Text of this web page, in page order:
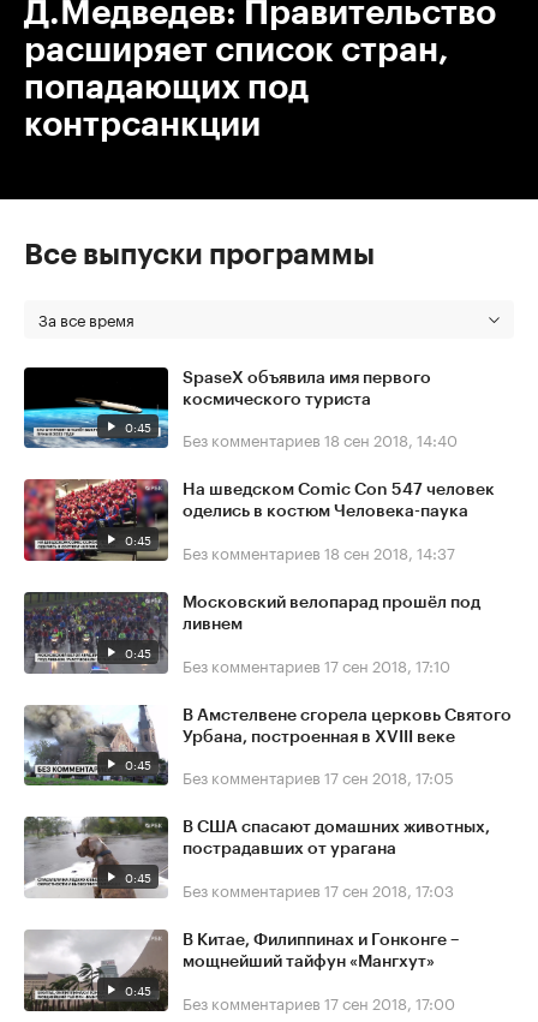
Д.Медведев: Правительство
расширяет список стран,
попадающих под
контрсанкции
Все выпуски программы
За все время
0:45
SpaseX объявила имя первого
космического туриста
Без комментариев 18 сен 2018, 14:40
0:45
На шведском Comic Con 547 человек
оделись в костюм Человека-паука
Без комментариев 18 сен 2018, 14:37
0:45
Московский велопарад прошёл под
ливнем
Без комментариев 17 сен 2018, 17:10
0:45
В Амстелвене сгорела церковь Святого
Урбана, построенная в XVIII веке
Без комментариев 17 сен 2018, 17:05
0:45
В США спасают домашних животных,
пострадавших от урагана
Без комментариев 17 сен 2018, 17:03
0:45
В Китае, Филиппинах и Гонконге –
мощнейший тайфун «Мангхут»
Без комментариев 17 сен 2018, 17:00